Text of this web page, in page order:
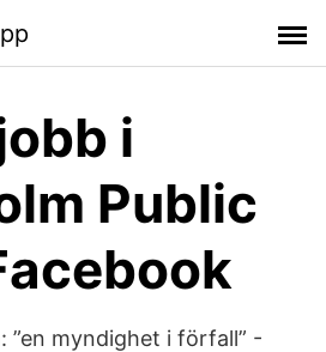
i
Public
”en myndighet i förfall” -